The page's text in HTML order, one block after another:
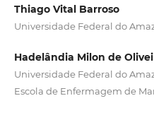
Thiago Vital Barroso
Universidade Federal do
Hadelândia Milon de
Universidade Federal do
Escola de Enfermagem de